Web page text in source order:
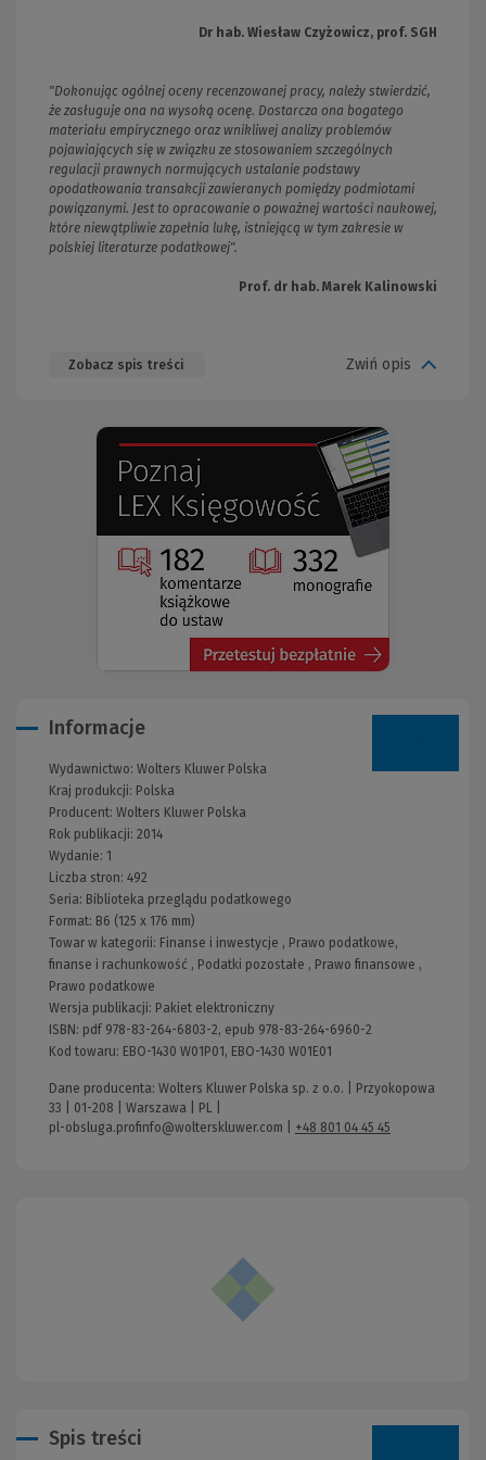
Dr hab. Wiesław Czyżowicz, prof. SGH
"Dokonując ogólnej oceny recenzowanej pracy, należy stwierdzić,
że zasługuje ona na wysoką ocenę. Dostarcza ona bogatego
materiału empirycznego oraz wnikliwej analizy problemów
pojawiających się w związku ze stosowaniem szczególnych
regulacji prawnych normujących ustalanie podstawy
opodatkowania transakcji zawieranych pomiędzy podmiotami
powiązanymi. Jest to opracowanie o poważnej wartości naukowej,
które niewątpliwie zapełnia lukę, istniejącą w tym zakresie w
polskiej literaturze podatkowej".
Prof. dr hab. Marek Kalinowski
Zobacz spis treści Zwiń opis
Informacje
Wydawnictwo: Wolters Kluwer Polska
Kraj produkcji: Polska
Producent: Wolters Kluwer Polska
Rok publikacji: 2014
Wydanie: 1
Liczba stron: 492
Seria: Biblioteka przeglądu podatkowego
Format: B6 (125 x 176 mm)
Towar w kategorii: Finanse i inwestycje , Prawo podatkowe,
finanse i rachunkowość , Podatki pozostałe , Prawo finansowe ,
Prawo podatkowe
Wersja publikacji: Pakiet elektroniczny
ISBN: pdf 978-83-264-6803-2, epub 978-83-264-6960-2
Kod towaru: EBO-1430 W01P01, EBO-1430 W01E01
Dane producenta: Wolters Kluwer Polska sp. z o.o. | Przyokopowa
33 | 01-208 | Warszawa | PL |
pl-obsluga.profinfo@wolterskluwer.com
+48 801 04 45 45
Spis treści